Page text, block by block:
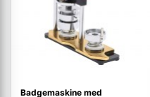
Badgemaskine med